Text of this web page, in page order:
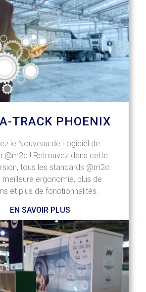
TRACK PHOENIX
le Nouveau de Logiciel de
@m2c ! Retrouvez dans cette
tous les standards @m2c
meilleure ergonomie, plus de
et plus de fonctionnalités.
EN SAVOIR PLUS